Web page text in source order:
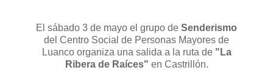
El sábado 3 de mayo el grupo de Senderismo
del Centro Social de Personas Mayores de
Luanco organiza una salida a la ruta de "La
Ribera de Raíces" en Castrillón.